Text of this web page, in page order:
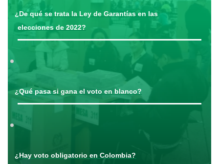
¿De qué se trata la Ley de Garantías en las
elecciones de 2022?
¿Qué pasa si gana el voto en blanco?
¿Hay voto obligatorio en Colombia?